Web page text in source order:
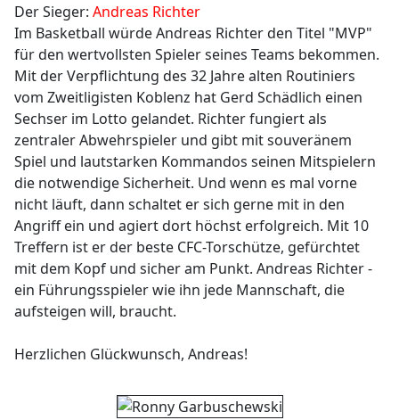
Der Sieger: Andreas Richter
Im Basketball würde Andreas Richter den Titel "MVP"
für den wertvollsten Spieler seines Teams bekommen.
Mit der Verpflichtung des 32 Jahre alten Routiniers
vom Zweitligisten Koblenz hat Gerd Schädlich einen
Sechser im Lotto gelandet. Richter fungiert als
zentraler Abwehrspieler und gibt mit souveränem
Spiel und lautstarken Kommandos seinen Mitspielern
die notwendige Sicherheit. Und wenn es mal vorne
nicht läuft, dann schaltet er sich gerne mit in den
Angriff ein und agiert dort höchst erfolgreich. Mit 10
Treffern ist er der beste CFC-Torschütze, gefürchtet
mit dem Kopf und sicher am Punkt. Andreas Richter -
ein Führungsspieler wie ihn jede Mannschaft, die
aufsteigen will, braucht.
Herzlichen Glückwunsch, Andreas!